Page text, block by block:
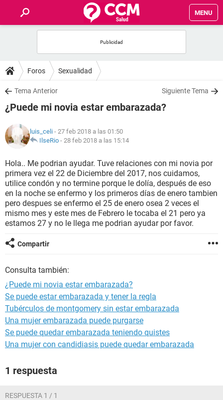
MENU
FOROS
SALUD
FAMILIA
NUTRICIÓN
BIENESTAR
SEXUALIDAD
GLOSARIO
Foros Sexualidad
Tema Anterior Siguiente Tema
¿Puede mi novia estar embarazada?
luis_celi - 27 feb 2018 a las 01:50
IlseRio - 28 feb 2018 a las 15:14
Hola.. Me podrian ayudar. Tuve relaciones con mi novia por
primera vez el 22 de Diciembre del 2017, nos cuidamos,
utilice condón y no termine porque le dolía, después de eso
en la noche se enfermo y los primeros días de enero tambien
pero despues se enfermo el 25 de enero osea 2 veces el
mismo mes y este mes de Febrero le tocaba el 21 pero ya
estamos 27 y no le llega me podrian ayudar por favor.
Compartir
Consulta también:
¿Puede mi novia estar embarazada?
Se puede estar embarazada y tener la regla
Tubérculos de montgomery sin estar embarazada
Una mujer embarazada puede purgarse
Se puede quedar embarazada teniendo quistes
Una mujer con candidiasis puede quedar embarazada
1 respuesta
RESPUESTA 1 / 1